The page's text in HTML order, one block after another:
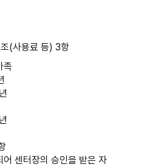
(사용료 등) 3항
족
어 센터장의 승인을 받은 자